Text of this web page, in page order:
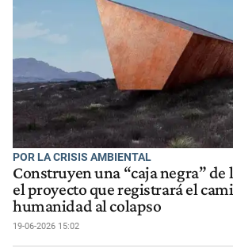
POR LA CRISIS AMBIENTAL
Construyen una “caja negra” de
el proyecto que registrará el
humanidad al colapso
19-06-2026 15:02